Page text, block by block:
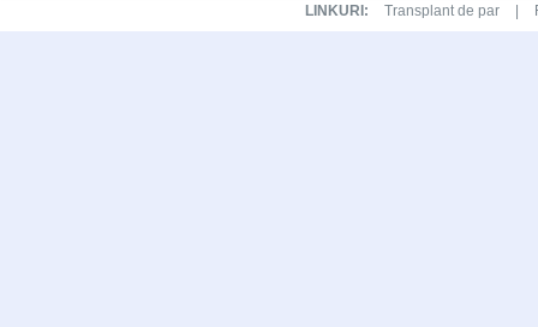
LINKURI: Transplant de par